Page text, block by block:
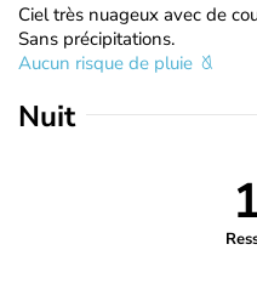
Ciel très nuageux avec de
Sans précipitations.
Aucun risque de pluie
Nuit